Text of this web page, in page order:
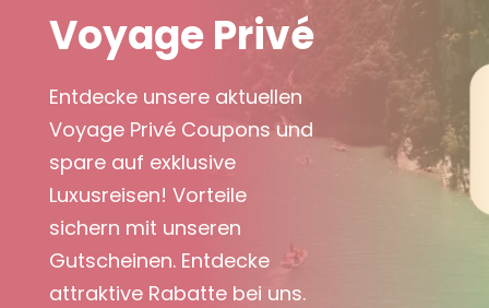
Voyage Privé
Entdecke unsere aktuellen
Voyage Privé Coupons und
spare auf exklusive
Luxusreisen! Vorteile
sichern mit unseren
Gutscheinen. Entdecke
attraktive Rabatte bei uns.